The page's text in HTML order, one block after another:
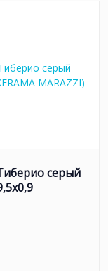
серый